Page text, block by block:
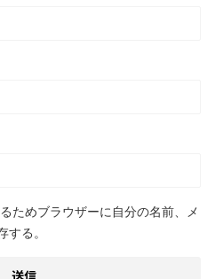
ためブラウザーに自分の名前、メ
る。